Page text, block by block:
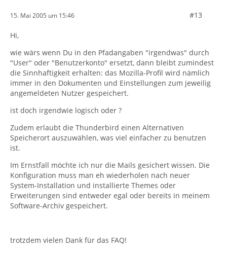
15. Mai 2005 um 15:46 #13
Hi,
wie wärs wenn Du in den Pfadangaben "irgendwas" durch
"User" oder "Benutzerkonto" ersetzt, dann bleibt zumindest
die Sinnhaftigkeit erhalten: das Mozilla-Profil wird nämlich
immer in den Dokumenten und Einstellungen zum jeweilig
angemeldeten Nutzer gespeichert.
ist doch irgendwie logisch oder ?
Zudem erlaubt die Thunderbird einen Alternativen
Speicherort auszuwählen, was viel einfacher zu benutzen
ist.
Im Ernstfall möchte ich nur die Mails gesichert wissen. Die
Konfiguration muss man eh wiederholen nach neuer
System-Installation und installierte Themes oder
Erweiterungen sind entweder egal oder bereits in meinem
Software-Archiv gespeichert.
trotzdem vielen Dank für das FAQ!